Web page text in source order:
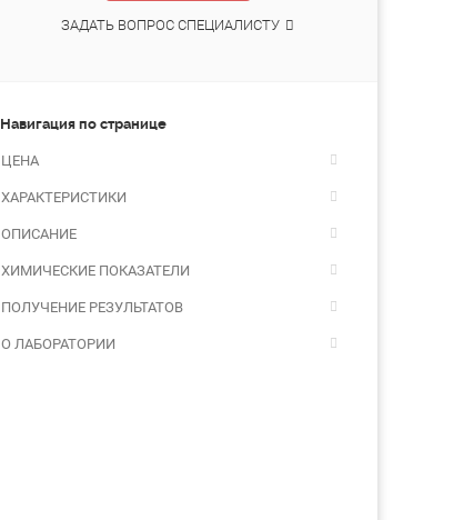
ЗАДАТЬ ВОПРОС СПЕЦИАЛИСТУ
Навигация по странице
ЦЕНА
ХАРАКТЕРИСТИКИ
ОПИСАНИЕ
ХИМИЧЕСКИЕ ПОКАЗАТЕЛИ
ПОЛУЧЕНИЕ РЕЗУЛЬТАТОВ
О ЛАБОРАТОРИИ